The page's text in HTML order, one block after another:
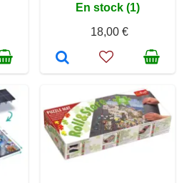
En stock (1)
18,00 €